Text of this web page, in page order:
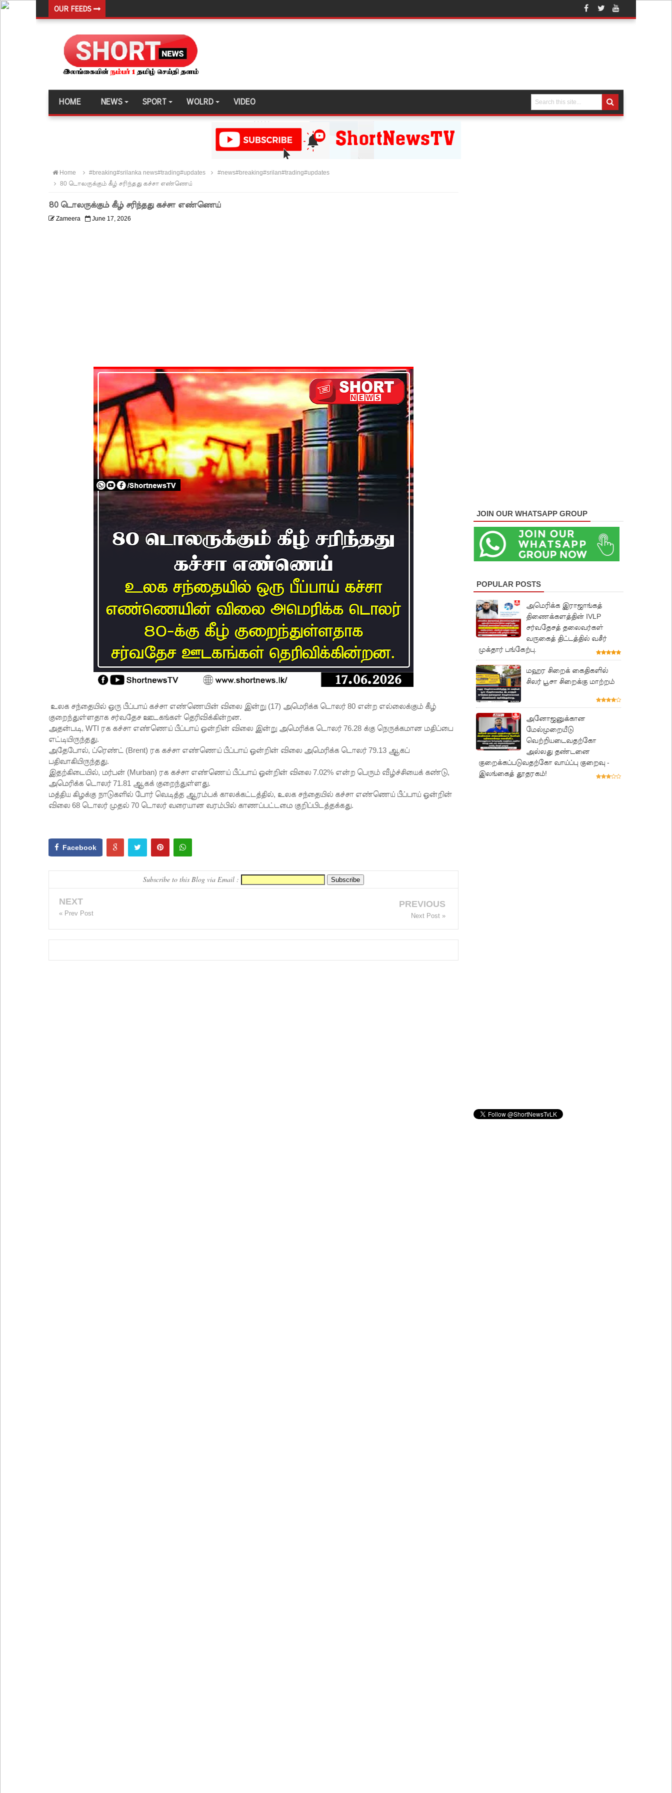
OUR FEEDS
யாழ்.சிறைச்சாலையிலும் விசேட பாதுகாப்பு நடவடிக்கை!
இலங்கை அணியின் பலம் துடுப்பாட்டத்திலேயே உள்ளது!
நீர்கொழும்பு சிறைச்சாலை மோதல்: சந்தேகநபர்கள் 62 ஆக உயர்வு
லலித் - குகன் காணாமற்போன வழக்கு கோட்டாபய ராஜபக்ச செப்டம்பர் 29ஆம் தேதி காணொளி மூலம் சாட்சியமளிக்க
நாட்டில் தொடரும் சிறைக்கலவரங்கள் - முப்படையினருக்கு விடுக்கப்பட்ட அறிவிப்பு!
பேராதனைப் பல்கலை மாணவர்களுக்கான முக்கிய அறிவிப்பு
குருவிட்ட மற்றும் பல்லன்சேன சிறைச்சாலைகளின் நிலைமை கட்டுப்பாட்டுக்குள்!
HOME NEWS SPORT WOLRD VIDEO
Home #breaking#srilanka news#trading#updates
#news#breaking#srilan#trading#updates
80 டொலருக்கும் கீழ் சரிந்தது கச்சா எண்ணெய்
80 டொலருக்கும் கீழ் சரிந்தது கச்சா எண்ணெய்
Zameera June 17, 2026
உலக சந்தையில் ஒரு பீப்பாய் கச்சா எண்ணெயின் விலை இன்று (17) அமெரிக்க டொலர் 80 என்ற எல்லைக்கும் கீழ்
குறைந்துள்ளதாக சர்வதேச ஊடகங்கள் தெரிவிக்கின்றன.
அதன்படி, WTI ரக கச்சா எண்ணெய் பீப்பாய் ஒன்றின் விலை இன்று அமெரிக்க டொலர் 76.28 க்கு நெருக்கமான மதிப்பை
எட்டியிருந்தது.
அதேபோல், ப்ரெண்ட் (Brent) ரக கச்சா எண்ணெய் பீப்பாய் ஒன்றின் விலை அமெரிக்க டொலர் 79.13 ஆகப்
பதிவாகியிருந்தது.
இதற்கிடையில், மர்பன் (Murban) ரக கச்சா எண்ணெய் பீப்பாய் ஒன்றின் விலை 7.02% என்ற பெரும் வீழ்ச்சியைக் கண்டு,
அமெரிக்க டொலர் 71.81 ஆகக் குறைந்துள்ளது.
மத்திய கிழக்கு நாடுகளில் போர் வெடித்த ஆரம்பக் காலக்கட்டத்தில், உலக சந்தையில் கச்சா எண்ணெய் பீப்பாய் ஒன்றின்
விலை 68 டொலர் முதல் 70 டொலர் வரையான வரம்பில் காணப்பட்டமை குறிப்பிடத்தக்கது.
Facebook
Subscribe to this Blog via Email :
NEXT
« Prev Post
PREVIOUS
Next Post »
JOIN OUR WHATSAPP GROUP
POPULAR POSTS
அமெரிக்க இராஜாங்கத்
திணைக்களத்தின் IVLP
சர்வதேசத் தலைவர்கள்
வருகைத் திட்டத்தில் வசீர்
முக்தார் பங்கேற்பு.
மஹர சிறைக் கைதிகளில்
சிலர் பூசா சிறைக்கு மாற்றம்
அனோஜனுக்கான
மேல்முறையீடு
வெற்றியடைவதற்கோ
அல்லது தண்டனை
குறைக்கப்படுவதற்கோ வாய்ப்பு குறைவு -
இலங்கைத் தூதரகம்!